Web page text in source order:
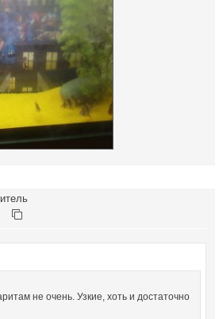
не очень. Узкие, хоть и достаточно